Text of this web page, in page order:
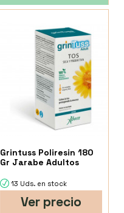
Grintuss Poliresin 180
Gr Jarabe Adultos
13 Uds. en stock
Ver precio